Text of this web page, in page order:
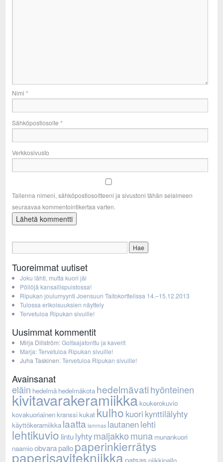
Nimi *
Sähköpostiosoite *
Verkkosivusto
Tallenna nimeni, sähköpostiosoitteeni ja sivustoni tähän selaimeen
seuraavaa kommentointikertaa varten.
Tuoreimmat uutiset
Joku lähti, mutta kuori jäi
Pöllöjä kansallispuistossa!
Ripukan joulumyynti Joensuun Taitokorttelissa 14.–15.12.2013
Tulossa erikoisuuksien näyttely
Tervetuloa Ripukan sivuille!
Uusimmat kommentit
Mirja Dillström:Golfaajatonttu ja kaverit
Marja:Tervetuloa Ripukan sivuille!
Juha Taskinen:Tervetuloa Ripukan sivuille!
Avainsanat
eläin hedelmä hedelmäkota hedelmävatihyönteinen
kivitavarakeramiikkakoukerokuvio
kovakuoriainenkranssi kukat kulho kuori kynttilälyhty
käyttökeramiikka laatta lammas lautanen lehti
lehtikuvio lintulyhtymaljakkomuna munankuori
naamioobvarapallopaperinkierrätys
paperisavitekniikkapatsas